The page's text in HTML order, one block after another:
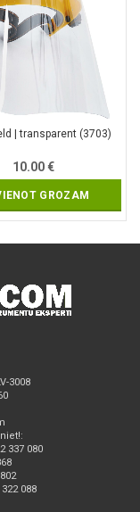
| transparent (3703)
10.00€
GROZAM
3008
337 080
088